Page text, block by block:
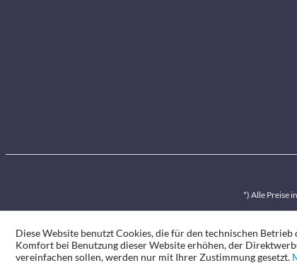
*) Alle Preise
Diese Website benutzt Cookies, die für den technischen
Komfort bei Benutzung dieser Website erhöhen, der
vereinfachen sollen, werden nur mit Ihrer Zustimmung gesetzt.